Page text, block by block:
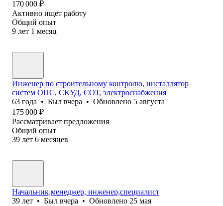
170 000 ₽
Активно ищет работу
Общий опыт
9 лет 1 месяц
Инженер по строительному контролю, инсталлятор
систем ОПС, СКУД, СОТ, электроснабжения
63 года • Был вчера • Обновлено 5 августа
175 000 ₽
Рассматривает предложения
Общий опыт
39 лет 6 месяцев
Начальник,менеджер, инженер,специалист
39 лет • Был вчера • Обновлено 25 мая